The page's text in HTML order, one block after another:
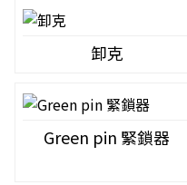
卸克
Green pin 緊鎖器